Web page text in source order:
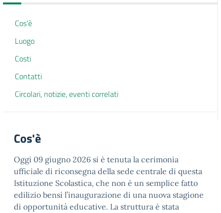
Cos'è
Luogo
Costi
Contatti
Circolari, notizie, eventi correlati
Cos'è
Oggi 09 giugno 2026 si è tenuta la cerimonia
ufficiale di riconsegna della sede centrale di questa
Istituzione Scolastica, che non è un semplice fatto
edilizio bensì l’inaugurazione di una nuova stagione
di opportunità educative. La struttura è stata